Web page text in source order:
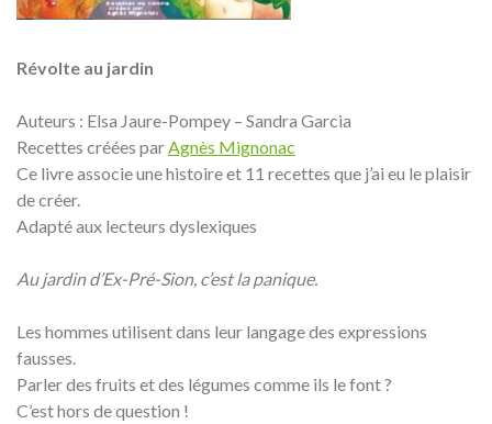
Révolte au jardin
Auteurs : Elsa Jaure-Pompey – Sandra Garcia
Recettes créées parAgnès Mignonac
Ce livre associe une histoire et 11 recettes que j’ai eu le plaisir
de créer.
Adapté aux lecteurs dyslexiques
Au jardin d’Ex-Pré-Sion, c’est la panique.
Les hommes utilisent dans leur langage des expressions
fausses.
Parler des fruits et des légumes comme ils le font ?
C’est hors de question !